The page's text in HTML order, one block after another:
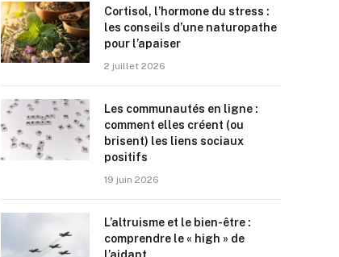
Cortisol, l’hormone du stress :
les conseils d’une naturopathe
pour l’apaiser
2 juillet 2026
Les communautés en ligne :
comment elles créent (ou
brisent) les liens sociaux
positifs
19 juin 2026
L’altruisme et le bien-être :
comprendre le « high » de